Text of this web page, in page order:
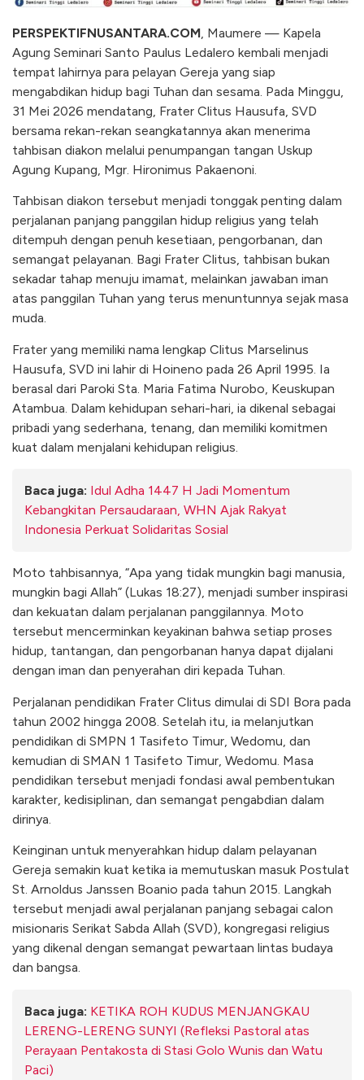
PERSPEKTIFNUSANTARA.COM, Maumere — Kapela
Agung Seminari Santo Paulus Ledalero kembali menjadi
tempat lahirnya para pelayan Gereja yang siap
mengabdikan hidup bagi Tuhan dan sesama. Pada Minggu,
31 Mei 2026 mendatang, Frater Clitus Hausufa, SVD
bersama rekan-rekan seangkatannya akan menerima
tahbisan diakon melalui penumpangan tangan Uskup
Agung Kupang, Mgr. Hironimus Pakaenoni.
Tahbisan diakon tersebut menjadi tonggak penting dalam
perjalanan panjang panggilan hidup religius yang telah
ditempuh dengan penuh kesetiaan, pengorbanan, dan
semangat pelayanan. Bagi Frater Clitus, tahbisan bukan
sekadar tahap menuju imamat, melainkan jawaban iman
atas panggilan Tuhan yang terus menuntunnya sejak masa
muda.
Frater yang memiliki nama lengkap Clitus Marselinus
Hausufa, SVD ini lahir di Hoineno pada 26 April 1995. Ia
berasal dari Paroki Sta. Maria Fatima Nurobo, Keuskupan
Atambua. Dalam kehidupan sehari-hari, ia dikenal sebagai
pribadi yang sederhana, tenang, dan memiliki komitmen
kuat dalam menjalani kehidupan religius.
Baca juga: Idul Adha 1447 H Jadi Momentum
Kebangkitan Persaudaraan, WHN Ajak Rakyat
Indonesia Perkuat Solidaritas Sosial
Moto tahbisannya, “Apa yang tidak mungkin bagi manusia,
mungkin bagi Allah” (Lukas 18:27), menjadi sumber inspirasi
dan kekuatan dalam perjalanan panggilannya. Moto
tersebut mencerminkan keyakinan bahwa setiap proses
hidup, tantangan, dan pengorbanan hanya dapat dijalani
dengan iman dan penyerahan diri kepada Tuhan.
Perjalanan pendidikan Frater Clitus dimulai di SDI Bora pada
tahun 2002 hingga 2008. Setelah itu, ia melanjutkan
pendidikan di SMPN 1 Tasifeto Timur, Wedomu, dan
kemudian di SMAN 1 Tasifeto Timur, Wedomu. Masa
pendidikan tersebut menjadi fondasi awal pembentukan
karakter, kedisiplinan, dan semangat pengabdian dalam
dirinya.
Keinginan untuk menyerahkan hidup dalam pelayanan
Gereja semakin kuat ketika ia memutuskan masuk Postulat
St. Arnoldus Janssen Boanio pada tahun 2015. Langkah
tersebut menjadi awal perjalanan panjang sebagai calon
misionaris Serikat Sabda Allah (SVD), kongregasi religius
yang dikenal dengan semangat pewartaan lintas budaya
dan bangsa.
Baca juga: KETIKA ROH KUDUS MENJANGKAU
LERENG-LERENG SUNYI (Refleksi Pastoral atas
Perayaan Pentakosta di Stasi Golo Wunis dan Watu
Paci)